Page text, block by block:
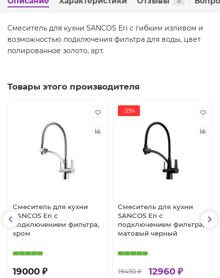
Смеситель для кухни SANCOS Eri с гибким изливом и
возможностью подключения фильтра для воды, цвет
полированное золото, арт.
Товары этого производителя
Смеситель для кухни
SANCOS Eri с
подключением фильтра,
хром
19000 ₽
-33%
Смеситель для кухни
SANCOS Eri с
подключением фильтра,
матовый черный
19450 ₽ 12960 ₽